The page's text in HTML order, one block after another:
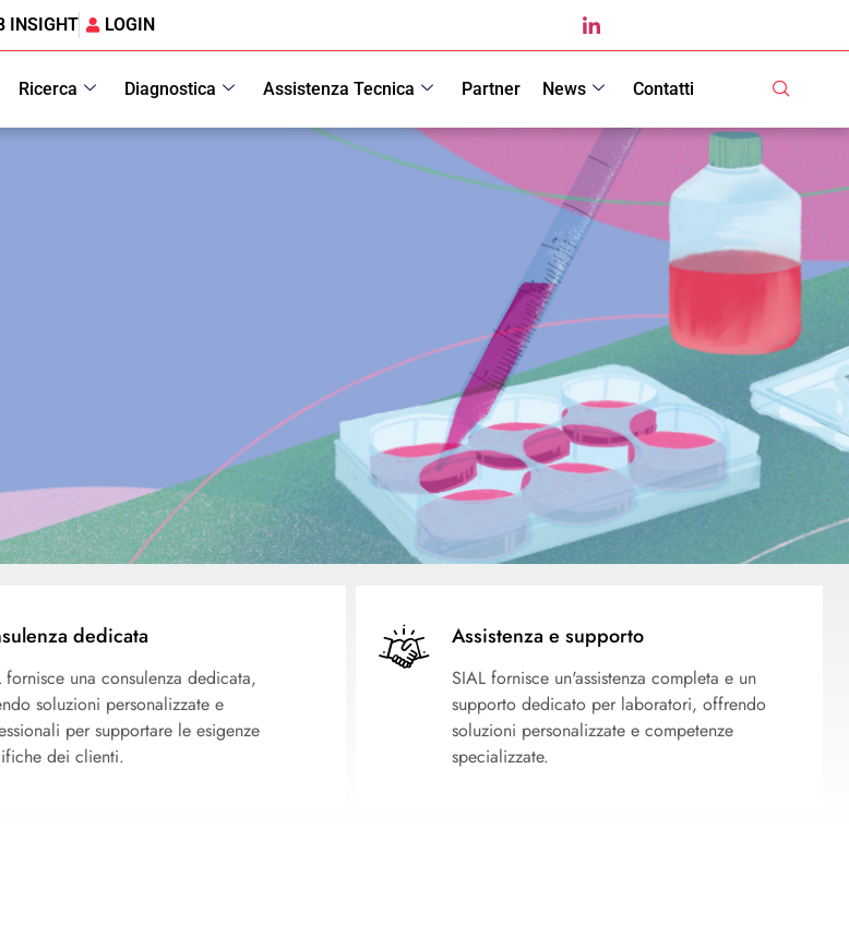
INSIGHT LOGIN
Ricerca Diagnostica Assistenza Tecnica Partner News Contatti
dedicata
fornisce una consulenza dedicata,
soluzioni personalizzate e
per supportare le esigenze
dei clienti.
Assistenza e supporto
SIAL fornisce un'assistenza completa e un
supporto dedicato per laboratori, offrendo
soluzioni personalizzate e competenze
specializzate.